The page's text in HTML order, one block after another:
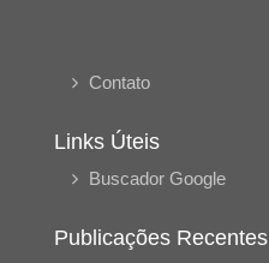
Contato
Links Úteis
Buscador Google
Publicações Recentes